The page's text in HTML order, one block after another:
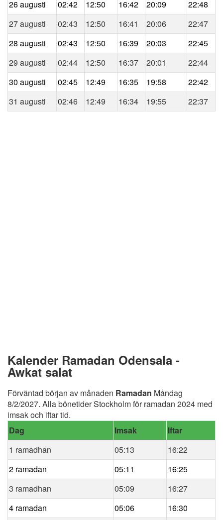
26 augusti 02:42 12:50 16:42 20:09
22:48
27 augusti
02:43 12:50 16:41 20:06
22:47
28 augusti
02:43 12:50 16:39 20:03
22:45
29 augusti
02:44 12:50 16:37 20:01
22:44
30 augusti
02:45 12:49 16:35 19:58
22:42
31 augusti
02:46 12:49 16:34 19:55 22:37
Kalender Ramadan Odensala -
Awkat salat
Förväntad början av månaden Ramadan Måndag
8/2/2027. Alla bönetider Stockholm för ramadan 2024 med
imsak och iftar tid.
Dag
Imsak
Iftar
1 ramadhan
05:13
16:22
2 ramadan
05:11
16:25
3 ramadhan
05:09
16:27
4 ramadan
05:06
16:30